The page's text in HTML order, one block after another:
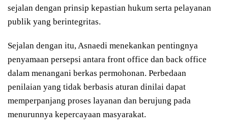
sejalan dengan prinsip kepastian hukum serta pelayanan
publik yang berintegritas.
Sejalan dengan itu, Asnaedi menekankan pentingnya
penyamaan persepsi antara front office dan back office
dalam menangani berkas permohonan. Perbedaan
penilaian yang tidak berbasis aturan dinilai dapat
memperpanjang proses layanan dan berujung pada
menurunnya kepercayaan masyarakat.